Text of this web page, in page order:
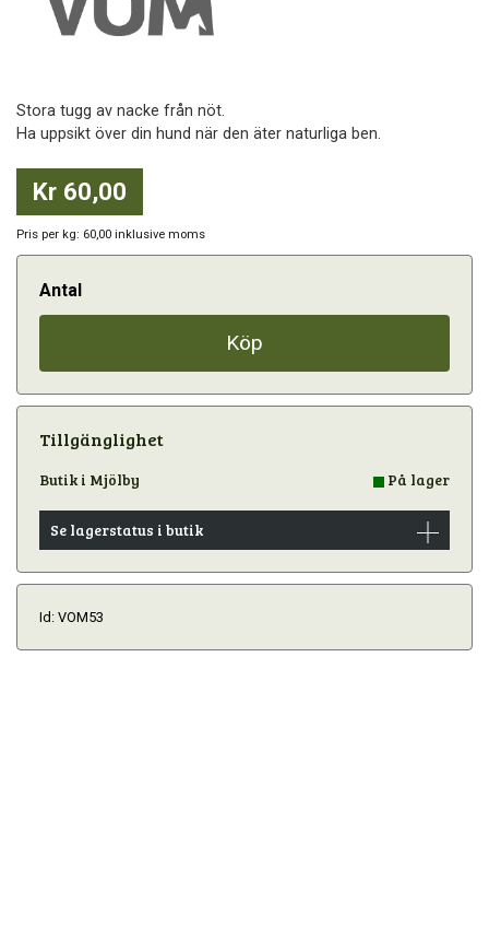
Stora tugg av nacke från nöt.
Ha uppsikt över din hund när den äter naturliga ben.
Kr 60,00
Pris per kg: 60,00 inklusive moms
Antal
Köp
Tillgänglighet
Butik i Mjölby På lager
Se lagerstatus i butik
Id: VOM53